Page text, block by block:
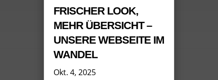
FRISCHER LOOK,
MEHR ÜBERSICHT –
UNSERE WEBSEITE IM
WANDEL
Okt. 4, 2025